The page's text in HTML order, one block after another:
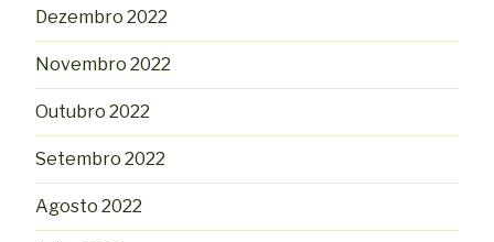
Dezembro 2022
Novembro 2022
Outubro 2022
Setembro 2022
Agosto 2022